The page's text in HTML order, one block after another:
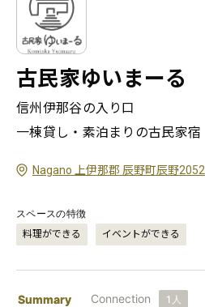
古民家ゆいまーる
信州伊那谷の入り口
一棟貸し・素泊まりの古民家宿
Nagano 上伊那郡 辰野町辰野2052
スペースの特徴
料理ができる イベントができる
Summary Connection 1 人